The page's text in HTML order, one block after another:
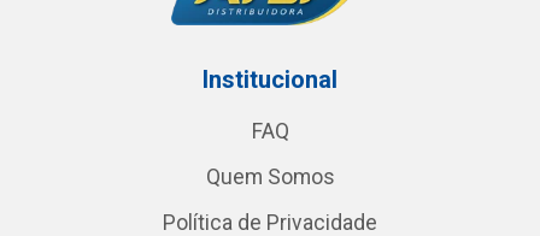
Institucional
FAQ
Quem Somos
Política de Privacidade